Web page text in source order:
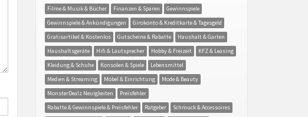
Filme & Musik & Bücher
Finanzen & Sparen
Gewinnspiele
Gewinnspiele & Ankündigungen
Girokonto & Kreditkarte & Tagesgeld
Gratisartikel & Kostenlos
Gutscheine & Rabatte
Haushalt & Garten
Haushaltsgeräte
Hifi & Lautsprecher Hobby & Freizeit
KFZ & Leasing
Kleidung & Schuhe
Konsolen & Spiele
Lebensmittel
Medien & Streaming
Möbel & Einrichtung
Mode & Beauty
MonsterDealz Neuigkeiten
Preisfehler
Rabatte & Gewinnspiele & Preisfehler
Ratgeber
Schmuck & Accessoires